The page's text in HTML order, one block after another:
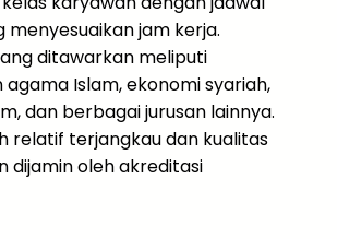
menyesuaikan jam kerja.
ditawarkan meliputi
agama Islam, ekonomi syariah,
dan berbagai jurusan lainnya.
relatif terjangkau dan kualitas
dijamin oleh akreditasi